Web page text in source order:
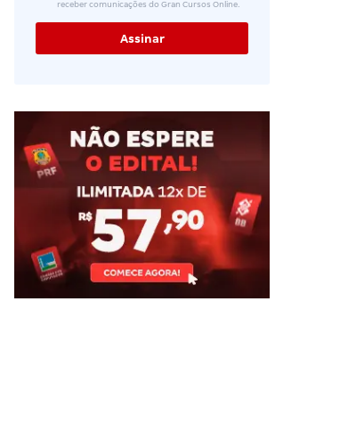
receber comunicações do Gran Cursos Online.